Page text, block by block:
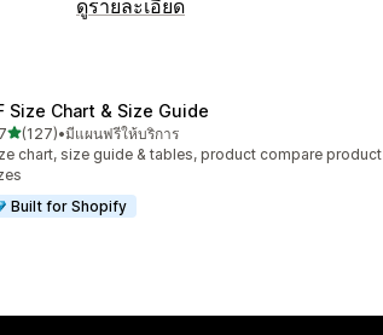
ดูรายละเอียด
Size Chart & Size Guide
เต็ม 5 ดาว
(127)
มด 127 รีวิว
•มีแผนฟรีให้บริการ
chart, size guide & tables, product compare product
Built for Shopify